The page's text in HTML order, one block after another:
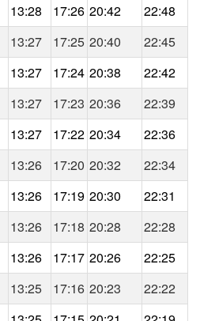
13:28 17:26 20:42
22:48
13:27 17:25 20:40
22:45
13:27 17:24 20:38
22:42
13:27 17:23 20:36
22:39
13:27 17:22 20:34
22:36
13:26 17:20 20:32
22:34
13:26 17:19 20:30
22:31
13:26 17:18 20:28
22:28
13:26 17:17 20:26
22:25
13:25 17:16 20:23
22:22